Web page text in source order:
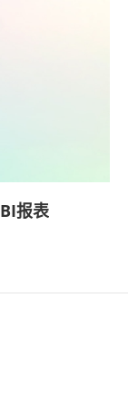
BI报表